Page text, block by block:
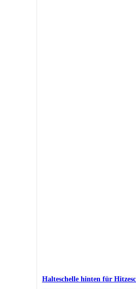
Halteschelle hinten für